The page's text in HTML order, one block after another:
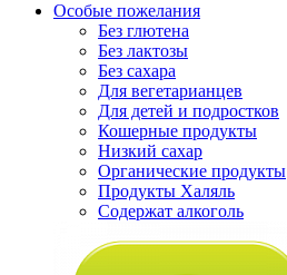
Особые пожелания
Без глютена
Без лактозы
Без сахара
Для вегетарианцев
Для детей и подростков
Кошерные продукты
Низкий сахар
Органические продукты
Продукты Халяль
Содержат алкоголь